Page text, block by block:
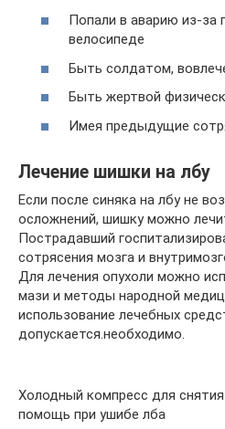
Попали в аварию из-за
велосипеде
Быть солдатом,
Быть жертвой
Имея предыдущие
Лечение шишки на лбу
Если после синяка на лбу не
осложнений, шишку можно
Пострадавший
сотрясения мозга и
Для лечения опухоли можно
мази и методы народной
использование лечебных
допускается.необходимо.
Холодный компресс для
помощь при ушибе лба